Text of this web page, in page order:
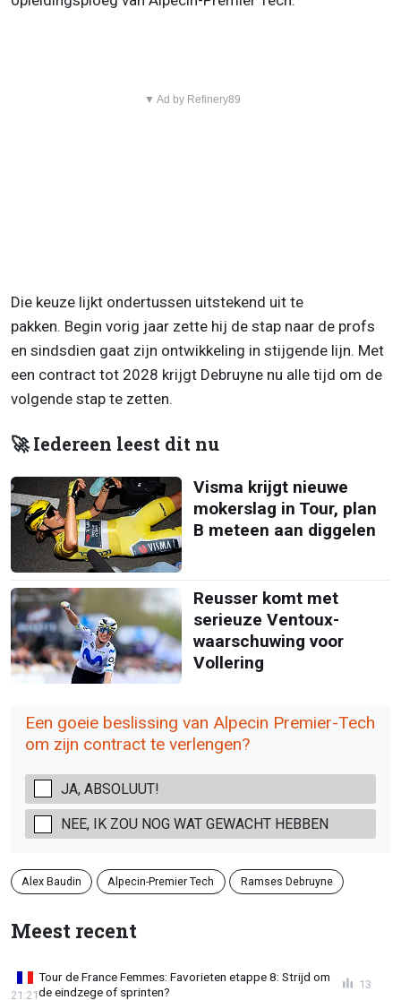
▼ Ad by Refinery89
Die keuze lijkt ondertussen uitstekend uit te
pakken. Begin vorig jaar zette hij de stap naar de profs
en sindsdien gaat zijn ontwikkeling in stijgende lijn. Met
een contract tot 2028 krijgt Debruyne nu alle tijd om de
volgende stap te zetten.
🚀 Iedereen leest dit nu
Visma krijgt nieuwe
mokerslag in Tour, plan
B meteen aan diggelen
Reusser komt met
serieuze Ventoux-
waarschuwing voor
Vollering
Een goeie beslissing van Alpecin Premier-Tech
om zijn contract te verlengen?
JA, ABSOLUUT!
NEE, IK ZOU NOG WAT GEWACHT HEBBEN
Alex Baudin Alpecin-Premier Tech Ramses Debruyne
Meest recent
Tour de France Femmes: Favorieten etappe 8: Strijd om
de eindzege of sprinten?
21:21
13